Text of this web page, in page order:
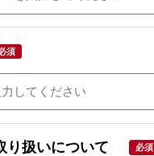
須
り扱いについて 必須